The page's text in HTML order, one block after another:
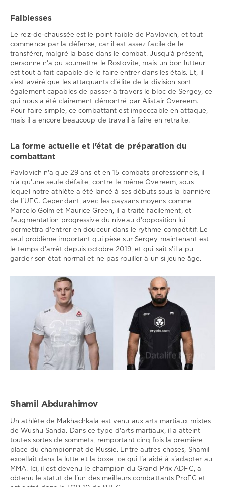
Faiblesses
Le rez-de-chaussée est le point faible de Pavlovich, et tout
commence par la défense, car il est assez facile de le
transférer, malgré la base dans le combat. Jusqu'à présent,
personne n'a pu soumettre le Rostovite, mais un bon lutteur
est tout à fait capable de le faire entrer dans les étals. Et, il
s'est avéré que les attaquants d'élite de la division sont
également capables de passer à travers le bloc de Sergey, ce
qui nous a été clairement démontré par Alistair Overeem.
Pour faire simple, ce combattant est impeccable en attaque,
mais il a encore beaucoup de travail à faire en retraite.
La forme actuelle et l'état de préparation du
combattant
Pavlovich n'a que 29 ans et en 15 combats professionnels, il
n'a qu'une seule défaite, contre le même Overeem, sous
lequel notre athlète a été lancé à ses débuts sous la bannière
de l'UFC. Cependant, avec les paysans moyens comme
Marcelo Golm et Maurice Green, il a traité facilement, et
l'augmentation progressive du niveau d'opposition lui
permettra d'entrer en douceur dans le rythme compétitif. Le
seul problème important qui pèse sur Sergey maintenant est
le temps d'arrêt depuis octobre 2019, et qui sait s'il a pu
garder son état normal et ne pas rouiller à un si jeune âge.
Shamil Abdurahimov
Un athlète de Makhachkala est venu aux arts martiaux mixtes
de Wushu Sanda. Dans ce type d'arts martiaux, il a atteint
toutes sortes de sommets, remportant cinq fois la première
place du championnat de Russie. Entre autres choses, Shamil
excellait dans la lutte et la boxe, ce qui l'a aidé à s'adapter au
MMA. Ici, il est devenu le champion du Grand Prix ADFC, a
obtenu le statut de l'un des meilleurs combattants ProFC et